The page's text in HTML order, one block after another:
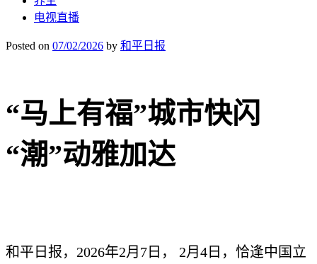
电视直播
Posted on 07/02/2026 by 和平日报
“马上有福”城市快闪
“潮”动雅加达
和平日报，2026年2月7日， 2月4日，恰逢中国立